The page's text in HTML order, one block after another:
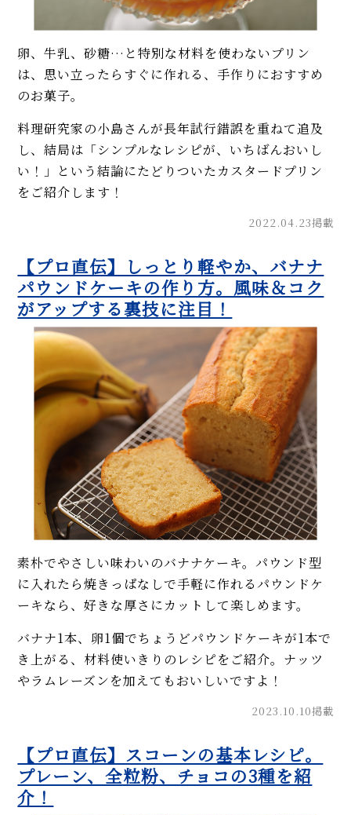
卵、牛乳、砂糖…と特別な材料を使わないプリン
は、思い立ったらすぐに作れる、手作りにおすすめ
のお菓子。
料理研究家の小島さんが長年試行錯誤を重ねて追及
し、結局は「シンプルなレシピが、いちばんおいし
い！」という結論にたどりついたカスタードプリン
をご紹介します！
2022.04.23掲載
【プロ直伝】しっとり軽やか、バナナ
パウンドケーキの作り方。風味＆コク
がアップする裏技に注目！
素朴でやさしい味わいのバナナケーキ。パウンド型
に入れたら焼きっぱなしで手軽に作れるパウンドケ
ーキなら、好きな厚さにカットして楽しめます。
バナナ1本、卵1個でちょうどパウンドケーキが1本で
き上がる、材料使いきりのレシピをご紹介。ナッツ
やラムレーズンを加えてもおいしいですよ！
2023.10.10掲載
【プロ直伝】スコーンの基本レシピ。
プレーン、全粒粉、チョコの3種を紹
介！